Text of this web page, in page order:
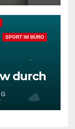
SPORT IM BÜRO
durch